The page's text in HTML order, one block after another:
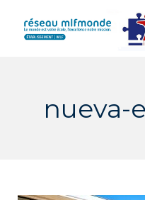
content
nueva-